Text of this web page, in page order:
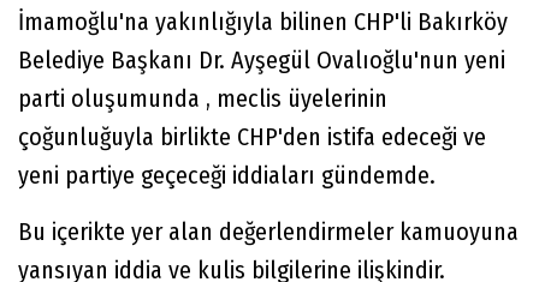
İmamoğlu'na yakınlığıyla bilinen CHP'li Bakırköy
Belediye Başkanı Dr. Ayşegül Ovalıoğlu'nun yeni
parti oluşumunda , meclis üyelerinin
çoğunluğuyla birlikte CHP'den istifa edeceği ve
yeni partiye geçeceği iddiaları gündemde.
Bu içerikte yer alan değerlendirmeler kamuoyuna
yansıyan iddia ve kulis bilgilerine ilişkindir.